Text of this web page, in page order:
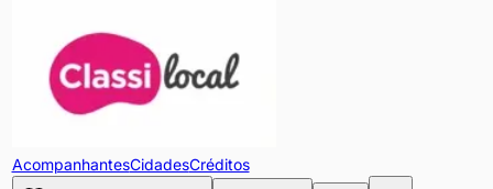
AcompanhantesCidadesCréditos